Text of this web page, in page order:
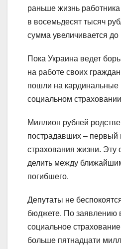
раньше жизнь
в восемьдесят тысяч
сумма увеличивается
Пока Украина ведет
на работе своих
пошли на кардинальные
социальном
Миллион рублей
пострадавших –
страхования жизни. Эту
делить между
погибшего.
Депутаты не
бюджете. По заявлению
социальное
больше пятнадцати